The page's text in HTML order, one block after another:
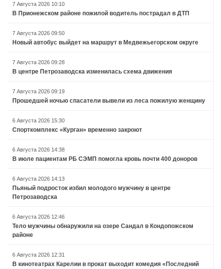
7 Августа 2026 10:10
В Прионежском районе пожилой водитель пострадал в ДТП
7 Августа 2026 09:50
Новый автобус выйдет на маршрут в Медвежьегорском округе
7 Августа 2026 09:28
В центре Петрозаводска изменилась схема движения
7 Августа 2026 09:19
Прошедшей ночью спасатели вывели из леса пожилую женщину
6 Августа 2026 15:30
Спорткомплекс «Курган» временно закроют
6 Августа 2026 14:38
В июле пациентам РБ СЭМП помогла кровь почти 400 доноров
6 Августа 2026 14:13
Пьяный подросток избил молодого мужчину в центре
Петрозаводска
6 Августа 2026 12:46
Тело мужчины обнаружили на озере Сандал в Кондопожском
районе
6 Августа 2026 12:31
В кинотеатрах Карелии в прокат выходит комедия «Последний